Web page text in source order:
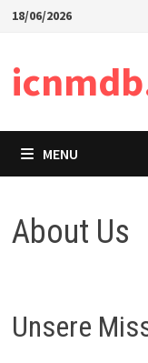
Skip18/06/2026
MENU
About Us
Unsere